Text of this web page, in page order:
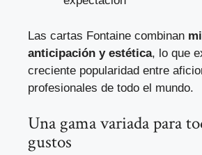
Las cartas Fontaine combinan
anticipación y estética, lo que
creciente popularidad entre
profesionales de todo el mundo.
Una gama variada para
gustos